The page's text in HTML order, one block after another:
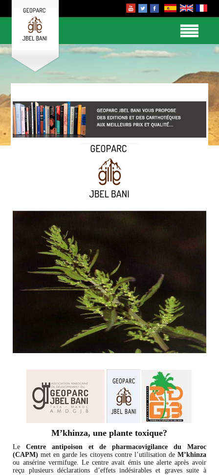
M’khinza, une plante toxique?
LeCentre antipoison et de pharmacovigilance du Maroc
(CAPM)met en garde les citoyens contre l’utilisation de M’khinza
ou ansérine vermifuge. Le centre avait émis une alerte après avoir
reçu plusieurs déclarations d’effets indésirables et graves suite à